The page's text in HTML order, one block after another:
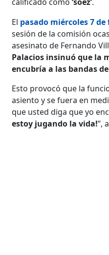
El pasado miércoles 7 de
sesión de la comisión
asesinato de Fernando
Palacios insinuó que la
encubría a las bandas
Esto provocó que la
asiento y se fuera en
que usted diga que yo
estoy jugando la vida!”,